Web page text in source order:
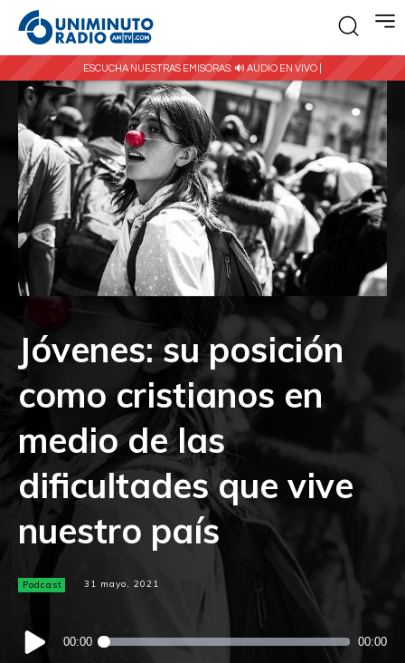
ESCUCHA NUESTRAS EMISORAS: 🔊 AUDIO EN VIVO |
Jóvenes: su posición
como cristianos en
medio de las
dificultades que vive
nuestro país
Podcast 31 mayo, 2021
Reproductor
de
00:00 00:00